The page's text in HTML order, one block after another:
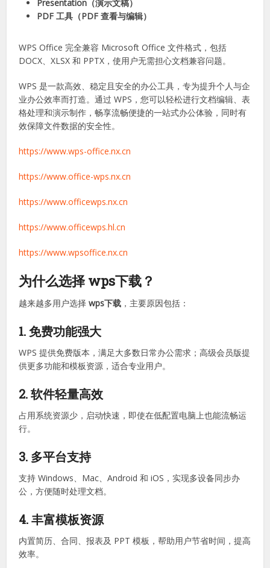
WPS Office 是金山软件开发的综合办公套件，主要包含以下模
Writer（文档编辑）
Presentation（演示文稿）
PDF 工具（PDF 查看与编辑）
WPS Office 完全兼容 Microsoft Office 文件格式，包括
业办公效率而打造。通过 WPS，您可以轻松进行文档编辑、表
格处理和演示制作，畅享流畅便捷的一站式办公体验，同时有
效保障文件数据的安全性。
https://www.wps-office.nx.cn
https://www.office-wps.nx.cn
https://www.officewps.nx.cn
https://www.officewps.hl.cn
https://www.wpsoffice.nx.cn
为什么选择 wps下载？
越来越多用户选择wps下载
1. 免费功能强大
WPS 提供免费版本，满足大多数日常办公需求；高级会员版提
供更多功能和模板资源，适合专业用户。
2. 软件轻量高效
占用系统资源少，启动快速，即使在低配置电脑上也能流畅运
行。
3. 多平台支持
支持 Windows、Mac、Android 和 iOS，实现多设备同步办